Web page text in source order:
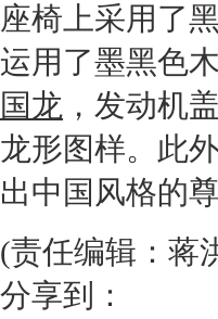
座椅 上采用了
运用了墨黑色
国龙 ， 发动机
龙形图样。此
出中国风格的
(责任编辑：蒋
分享到：